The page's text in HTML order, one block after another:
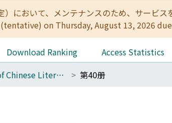
）において、メンテナンスのため、サー
on Thursday, August 13, 2026
Download Ranking Access Statistics
Journal of Chinese Literature 第40册